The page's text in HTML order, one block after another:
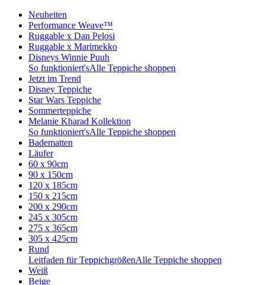
Neuheiten
Performance Weave™
Ruggable x Dan Pelosi
Ruggable x Marimekko
Disneys Winnie Puuh
So funktioniert'sAlle Teppiche shoppen
Jetzt im Trend
Disney Teppiche
Star Wars Teppiche
Sommerteppiche
Melanie Kharad Kollektion
So funktioniert'sAlle Teppiche shoppen
Badematten
Läufer
60 x 90cm
90 x 150cm
120 x 185cm
150 x 215cm
200 x 290cm
245 x 305cm
275 x 365cm
305 x 425cm
Rund
Leitfaden für TeppichgrößenAlle Teppiche shoppen
Weiß
Beige